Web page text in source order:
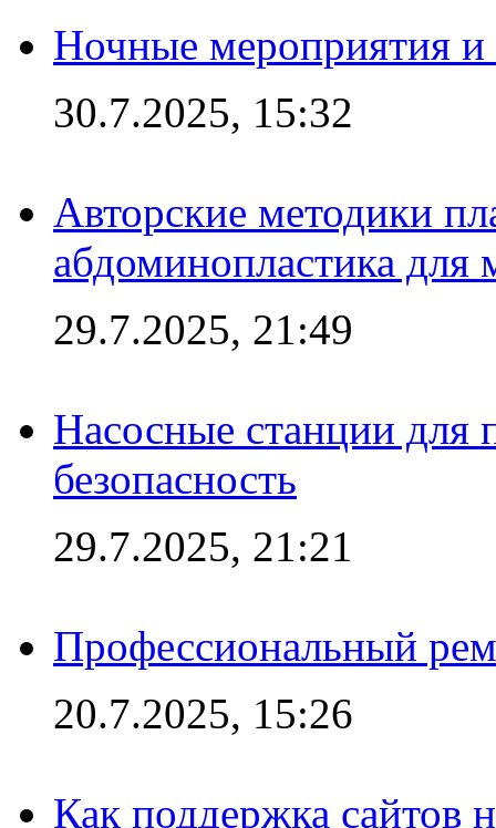
Ночные мероприятия и
30.7.2025, 15:32
Авторские методики
абдоминопластика для
29.7.2025, 21:49
Насосные станции для
безопасность
29.7.2025, 21:21
Профессиональный
20.7.2025, 15:26
Как поддержка сайтов